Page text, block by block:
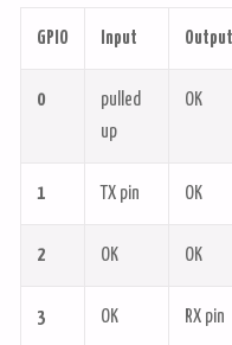
GPIO Input Output
0
pulled
up
OK
1 TX pin OK
2 OK OK
3 OK RX pin